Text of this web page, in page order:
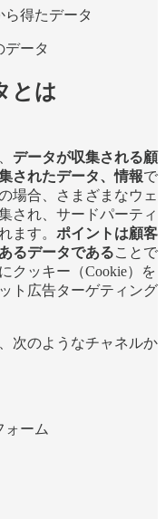
得たデータ
データ
とは
データが収集される顧
されたデータ、情報で
場合、さまざまなウェ
され、サードパーティ
ます。 ポイントは顧客
るデータであることで
クッキー（Cookie）を
ト広告ターゲティング
次のようなチャネルか
ォーム